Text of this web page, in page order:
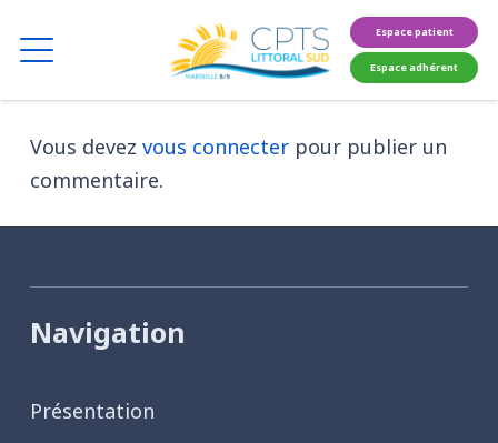
Espace patient
Espace adhérent
Vous devez vous connecter pour publier un
commentaire.
Navigation
Présentation